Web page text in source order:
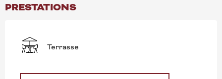
PRESTATIONS
Terrasse